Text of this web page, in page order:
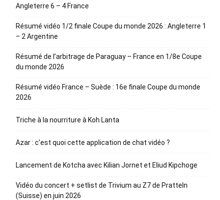
Angleterre 6 – 4 France
Résumé vidéo 1/2 finale Coupe du monde 2026 : Angleterre 1
– 2 Argentine
Résumé de l’arbitrage de Paraguay – France en 1/8e Coupe
du monde 2026
Résumé vidéo France – Suède : 16e finale Coupe du monde
2026
Triche à la nourriture à Koh Lanta
Azar : c’est quoi cette application de chat vidéo ?
Lancement de Kotcha avec Kilian Jornet et Eliud Kipchoge
Vidéo du concert + setlist de Trivium au Z7 de Pratteln
(Suisse) en juin 2026